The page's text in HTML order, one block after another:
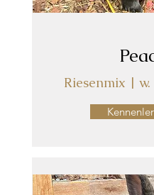
Riesenmix |